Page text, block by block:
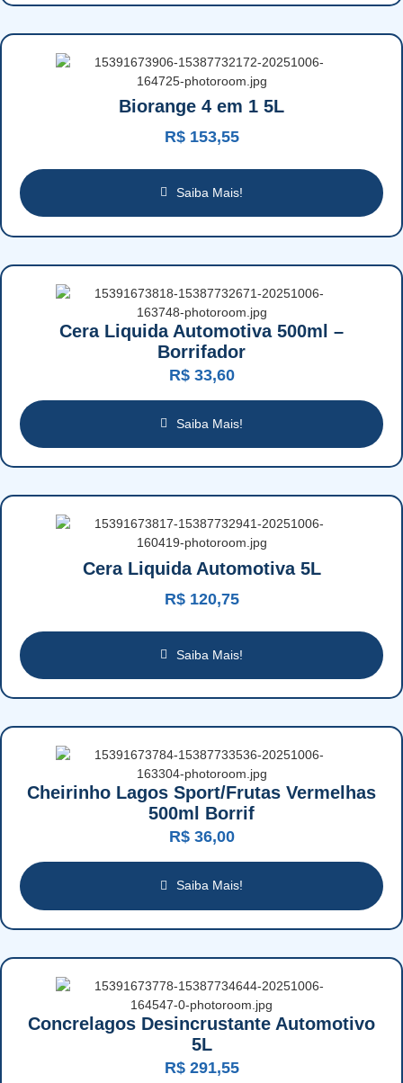
Biorange 4 em 1 5L
R$153,55
Saiba Mais!
Cera Liquida Automotiva 500ml –
Borrifador
R$33,60
Saiba Mais!
Cera Liquida Automotiva 5L
R$120,75
Saiba Mais!
Cheirinho Lagos Sport/Frutas Vermelhas
500ml Borrif
R$36,00
Saiba Mais!
Concrelagos Desincrustante Automotivo
5L
R$291,55